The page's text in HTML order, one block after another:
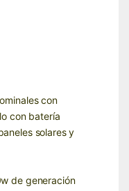
con
con batería
solares y
de generación